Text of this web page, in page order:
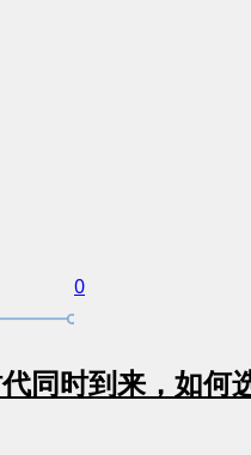
0
同时到来，如何